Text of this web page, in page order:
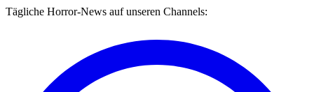
Tägliche Horror-News auf unseren Channels: